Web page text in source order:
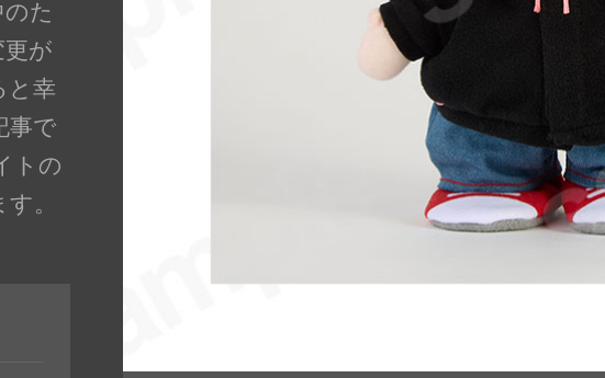
た
更が
と幸
事で
トの
。